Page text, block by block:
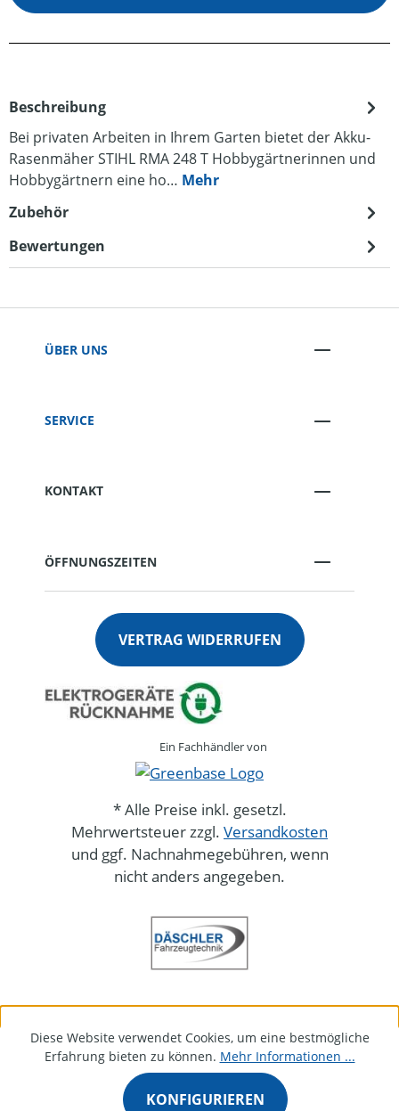
Beschreibung
Bei privaten Arbeiten in Ihrem Garten bietet der Akku-
Rasenmäher STIHL RMA 248 T Hobbygärtnerinnen und
Hobbygärtnern eine ho… Mehr
Zubehör
Bewertungen
ÜBER UNS
SERVICE
KONTAKT
ÖFFNUNGSZEITEN
VERTRAG WIDERRUFEN
Ein Fachhändler von
* Alle Preise inkl. gesetzl.
Mehrwertsteuer zzgl. Versandkosten
und ggf. Nachnahmegebühren, wenn
nicht anders angegeben.
Diese Website verwendet Cookies, um eine bestmögliche
Erfahrung bieten zu können. Mehr Informationen ...
KONFIGURIEREN